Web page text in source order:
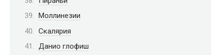
Моллинезии
Скалярия
Данио глофиш